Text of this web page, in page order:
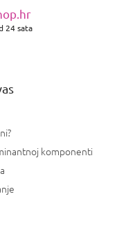
24 sata
komponenti